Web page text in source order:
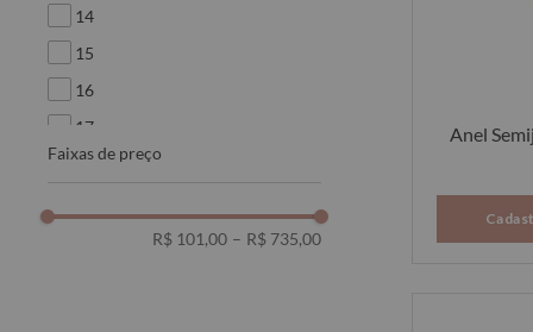
14
15
16
17
18
faixas de preço
R$ 101,00 – R$ 735,00
Anel